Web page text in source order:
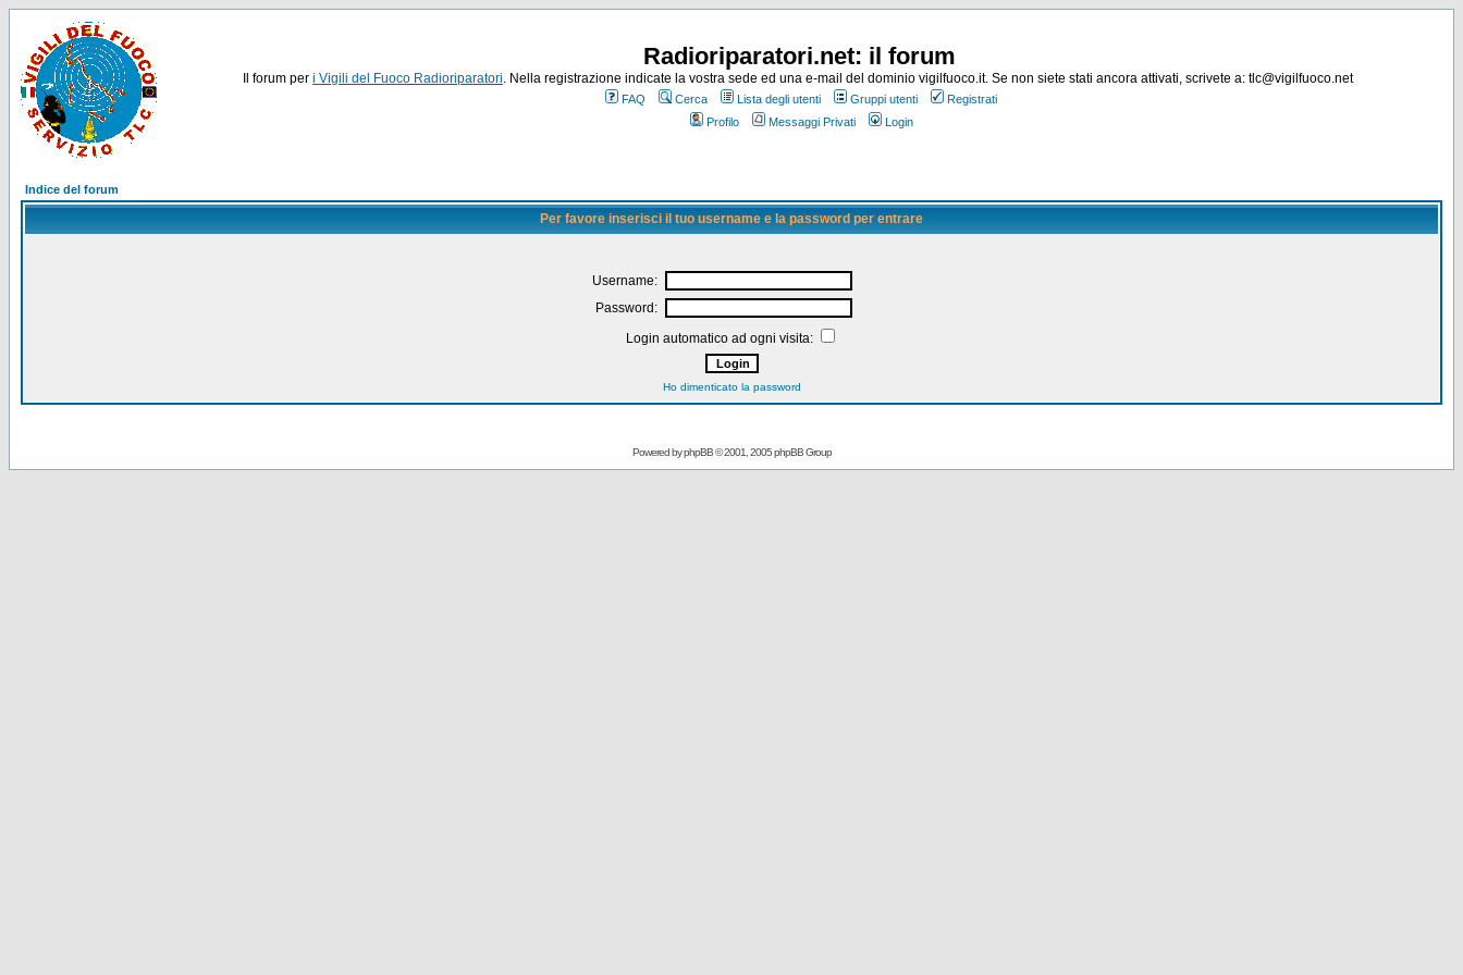
Radioriparatori.net: il forum
Il forum per i Vigili del Fuoco Radioriparatori. Nella registrazione indicate la vostra sede ed una e-mail del dominio vigilfuoco.it. Se non siete stati ancora attivati, scrivete a: tlc@vigilfuoco.net
FAQ Cerca Lista degli utenti Gruppi utenti
Registrati
Profilo
Messaggi Privati Login
Indice del forum
Per favore inserisci il tuo username e la password per entrare
Username:
Password:
Login automatico ad ogni visita:
Ho dimenticato la password
Powered byphpBB© 2001, 2005 phpBB Group